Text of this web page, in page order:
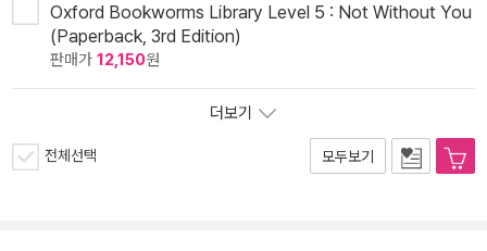
Oxford Bookworms Library Level 5 : Not Without You
(Paperback, 3rd Edition)
판매가 12,150원
더보기
전체선택 모두보기